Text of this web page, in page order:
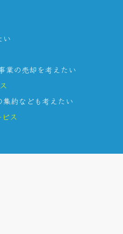
い
業の売却を考えたい
約なども考えたい
ス